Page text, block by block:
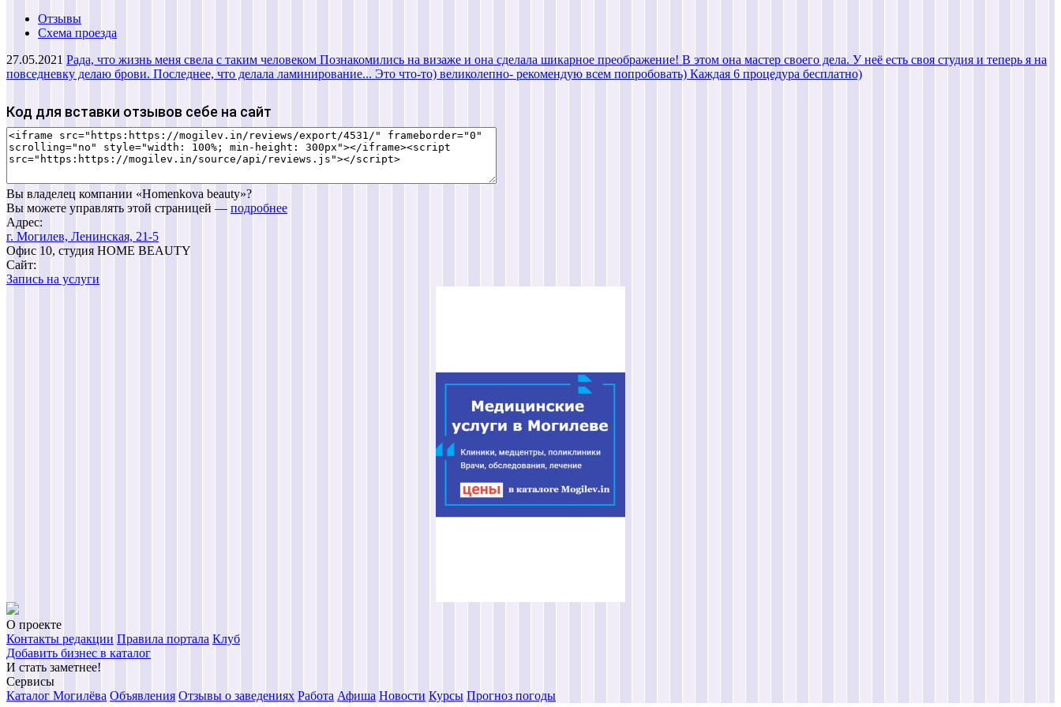
Отзывы
Схема проезда
27.05.2021 Рада, что жизнь меня свела с таким человеком Познакомились на визаже и она сделала шикарное преображение! В этом она мастер своего дела. У неё есть своя студия и теперь я на
повседневку делаю брови. Последнее, что делала ламинирование... Это что-то) великолепно- рекомендую всем попробовать) Каждая 6 процедура бесплатно)
Код для вставки отзывов себе на сайт
Вы владелец компании «Homenkova beauty»?
Вы можете управлять этой страницей — подробнее
Адрес:
г. Могилев, Ленинская, 21-5
Офис 10, студия HOME BEAUTY
Сайт:
Запись на услуги
О проекте
Контакты редакции Правила портала Клуб
Добавить бизнес в каталог
И стать заметнее!
Сервисы
Каталог Могилёва Объявления Отзывы о заведениях Работа Афиша Новости Курсы Прогноз погоды